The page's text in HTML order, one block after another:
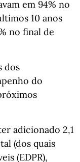
em 94% no
10 anos
no final de
dos
do
adicionado 2,1
(dos quais
(EDPR),